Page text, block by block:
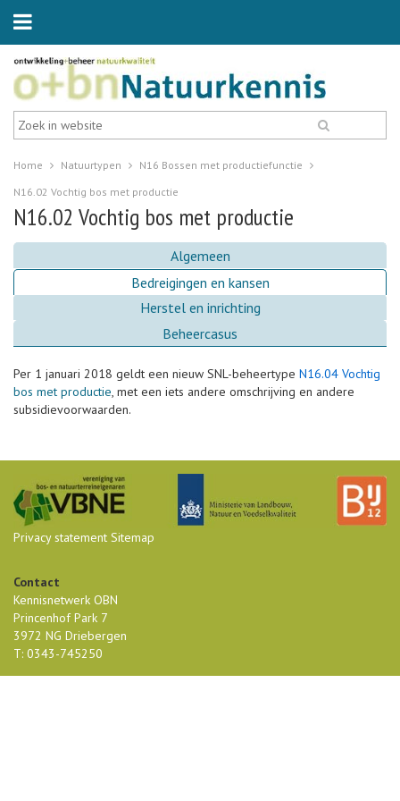
Home Natuurtypen
N16 Bossen met productiefunctie
N16.02 Vochtig bos met productie
N16.02 Vochtig bos met productie
Algemeen
Bedreigingen en kansen
Herstel en inrichting
Beheercasus
Per 1 januari 2018 geldt een nieuw SNL-beheertype N16.04 Vochtig
bos met productie, met een iets andere omschrijving en andere
subsidievoorwaarden.
Privacy statement Sitemap
Contact
Kennisnetwerk OBN
Princenhof Park 7
3972 NG Driebergen
T: 0343-745250